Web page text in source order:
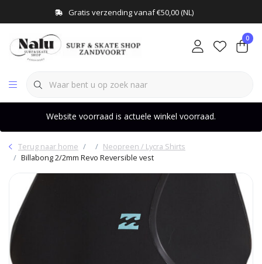
Gratis verzending vanaf €50,00 (NL)
0
Website voorraad is actuele winkel voorraad.
Terug naar home
Neopreen / Lycra Shirts
Billabong 2/2mm Revo Reversible vest